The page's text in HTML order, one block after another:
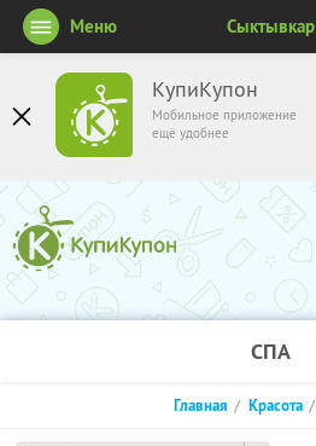
КупиКупон
Мобильное приложение
ещё удобнее
Меню Сыктывкар
СПА
Главная Красота